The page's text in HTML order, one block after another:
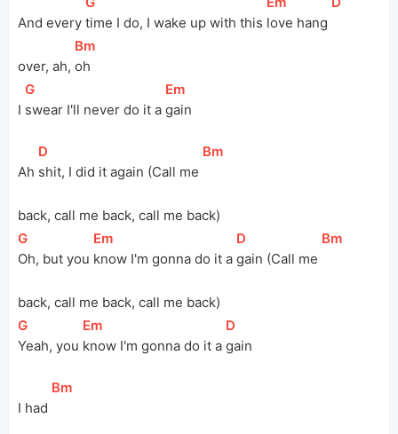
And every time I do, I wake up with this love hang
over, ah,
[Bm
oh
I
[
G
swear I'll never do it a
[Em
gain
Ah
[D
shit, I did it again (Call me
[Bm
back, call me back, call me back)
[
G
Oh, but you
[Em
know I'm gonna do it a
[D
gain (Call me
[Bm
back, call me back, call me back)
[
G
Yeah, you
[Em
know I'm gonna do it a
[D
gain
I had
[Bm